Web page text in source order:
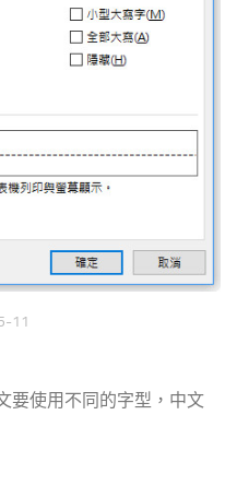
11
要使用不同的字型，中文